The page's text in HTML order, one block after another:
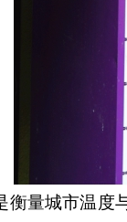
衡量城市温